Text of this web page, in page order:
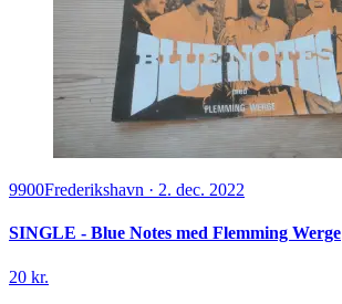
9900Frederikshavn · 2. dec. 2022
SINGLE - Blue Notes med Flemming Werge
20 kr.